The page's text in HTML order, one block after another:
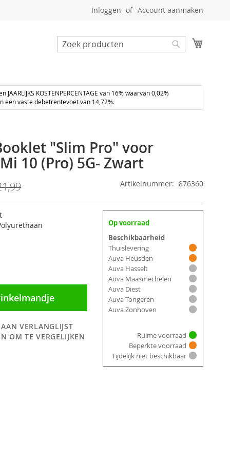
Inloggen Account aanmaken
Zoeken
KOSTENPERCENTAGE van 16% waarvan 0,02%
een vaste debetrentevoet van 14,72%.
"Slim Pro" voor
10 (Pro) 5G- Zwart
Artikelnummer 876360
Op voorraad
Beschikbaarheid
Ruime voorraad
Beperkte voorraad
Tijdelijk niet beschikbaar
Thuislevering
Auva Heusden
Auva Hasselt
Auva Maasmechelen
Auva Diest
Auva Tongeren
Auva Zonhoven
VERLANGLIJST
OM TE VERGELIJKEN